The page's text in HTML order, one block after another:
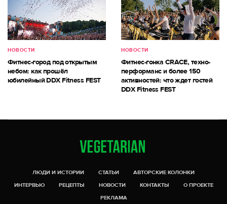
НОВОСТИ
Фитнес-город под открытым
небом: как прошёл
юбилейный DDX Fitness FEST
НОВОСТИ
Фитнес-гонка CRACE, техно-
перформанс и более 150
активностей: что ждет гостей
DDX Fitness FEST
ЛЮДИ И ИСТОРИИ СТАТЬИ
АВТОРСКИЕ КОЛОНКИ
ИНТЕРВЬЮ
РЕЦЕПТЫ НОВОСТИ КОНТАКТЫ
О ПРОЕКТЕ
РЕКЛАМА